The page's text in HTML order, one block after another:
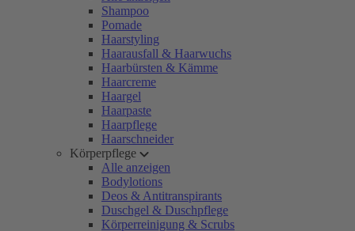
Shampoo
Pomade
Haarstyling
Haarausfall & Haarwuchs
Haarbürsten & Kämme
Haarcreme
Haargel
Haarpaste
Haarpflege
Haarschneider
Körperpflege
Alle anzeigen
Bodylotions
Deos & Antitranspirants
Duschgel & Duschpflege
Körperreinigung & Scrubs